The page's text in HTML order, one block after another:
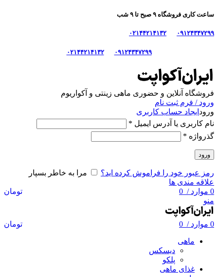
ساعت کاری فروشگاه ۹ صبح تا ۹ شب
۰۹۱۲۴۳۴۷۲۹۹ ۰۲۱۴۴۲۱۴۱۳۲
۰۹۱۲۴۳۴۷۲۹۹ ۰۲۱۴۴۲۱۴۱۳۲
فروشگاه آنلاین و حضوری ماهی‌ زینتی و آکواریوم
ورود / فرم ثبت نام
ورود ایجاد حساب کاربری
نام کاربری یا آدرس ایمیل *
گذرواژه *
ورود
رمز عبور خود را فراموش کرده اید؟
مرا به خاطر بسپار
علاقه مندی ها
0 موارد / تومان
منو
0 موارد / تومان
ماهی
دیسکس
پلکو
غذای ماهی